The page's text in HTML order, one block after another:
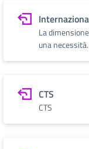
La
una necessità.
CTS
CTS